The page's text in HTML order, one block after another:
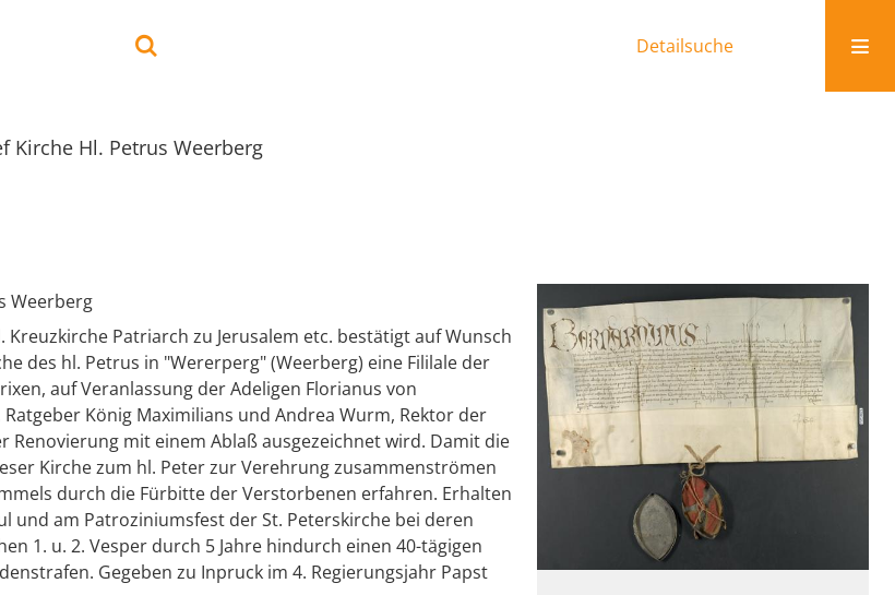
Detailsuche
Kirche Hl. Petrus Weerberg
Weerberg
Patriarch zu Jerusalem etc. bestätigt auf Wunsch
des hl. Petrus in "Wererperg" (Weerberg) eine Fililale der
auf Veranlassung der Adeligen Florianus von
König Maximilians und Andrea Wurm, Rektor der
Renovierung mit einem Ablaß ausgezeichnet wird. Damit die
Kirche zum hl. Peter zur Verehrung zusammenströmen
durch die Fürbitte der Verstorbenen erfahren. Erhalten
und am Patroziniumsfest der St. Peterskirche bei deren
1. u. 2. Vesper durch 5 Jahre hindurch einen 40-tägigen
Gegeben zu Inpruck im 4. Regierungsjahr Papst